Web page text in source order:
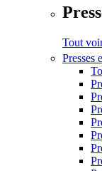
Tout
Presses